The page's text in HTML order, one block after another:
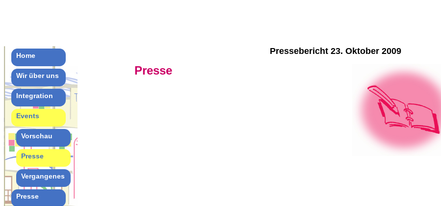
Home
Wir über uns
Integration
Events
Vorschau
Presse
Vergangenes
Presse
Pressebericht 23. Oktober 2009
Presse